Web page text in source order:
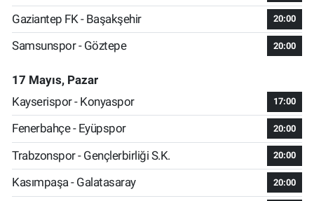
Gaziantep FK - Başakşehir 20:00
Samsunspor - Göztepe 20:00
17 Mayıs, Pazar
Kayserispor - Konyaspor
17:00
Fenerbahçe - Eyüpspor 20:00
Trabzonspor - Gençlerbirliği S.K. 20:00
Kasımpaşa - Galatasaray 20:00